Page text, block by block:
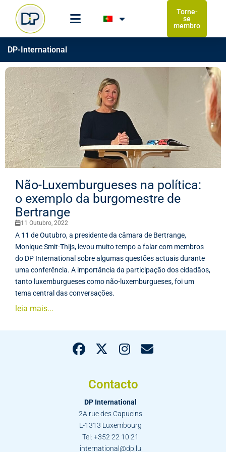
Torne-
se
membro
DP-International
Não-Luxemburgueses na política:
o exemplo da burgomestre de
Bertrange
11 Outubro, 2022
A 11 de Outubro, a presidente da câmara de Bertrange,
Monique Smit-Thijs, levou muito tempo a falar com membros
do DP International sobre algumas questões actuais durante
uma conferência. A importância da participação dos cidadãos,
tanto luxemburgueses como não-luxemburgueses, foi um
tema central das conversações.
leia mais...
Contacto
DP International
2A rue des Capucins
L-1313 Luxembourg
Tel: +352 22 10 21
international@dp.lu